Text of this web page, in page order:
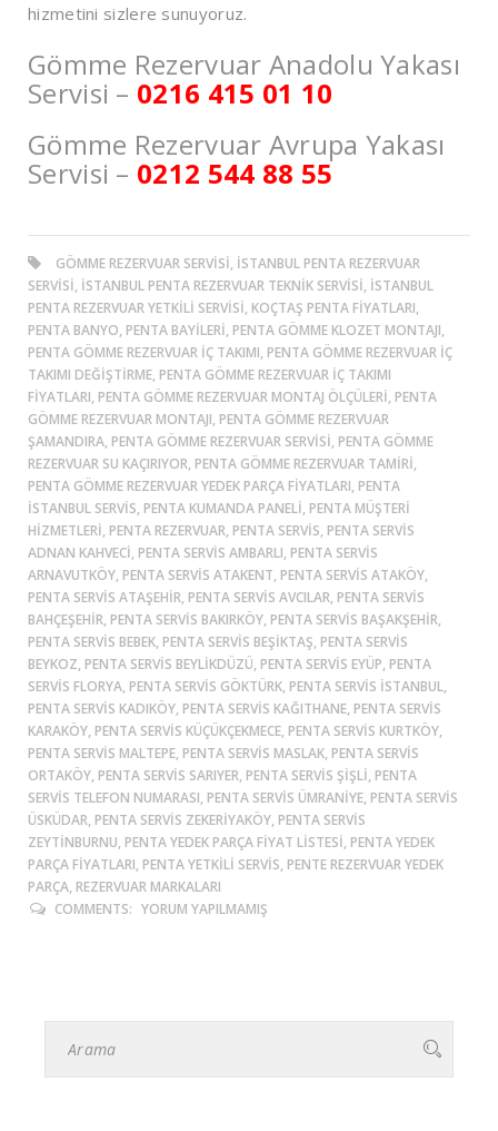
hizmetini sizlere sunuyoruz.
Gömme Rezervuar Anadolu Yakası
Servisi – 0216 415 01 10
Gömme Rezervuar Avrupa Yakası
Servisi – 0212 544 88 55
GÖMME REZERVUAR SERVISI, ISTANBUL PENTA REZERVUAR
SERVISI, ISTANBUL PENTA REZERVUAR TEKNIK SERVISI, ISTANBUL
PENTA REZERVUAR YETKILI SERVISI, KOÇTAŞ PENTA FIYATLARI,
PENTA BANYO, PENTA BAYILERI, PENTA GÖMME KLOZET MONTAJI,
PENTA GÖMME REZERVUAR İÇ TAKIMI, PENTA GÖMME REZERVUAR İÇ
TAKIMI DEĞIŞTIRME, PENTA GÖMME REZERVUAR İÇ TAKIMI
FIYATLARI, PENTA GÖMME REZERVUAR MONTAJ ÖLÇÜLERI, PENTA
GÖMME REZERVUAR MONTAJI, PENTA GÖMME REZERVUAR
ŞAMANDIRA, PENTA GÖMME REZERVUAR SERVISI, PENTA GÖMME
REZERVUAR SU KAÇIRIYOR, PENTA GÖMME REZERVUAR TAMIRI,
PENTA GÖMME REZERVUAR YEDEK PARÇA FIYATLARI, PENTA
ISTANBUL SERVIS, PENTA KUMANDA PANELI, PENTA MÜŞTERI
HIZMETLERI, PENTA REZERVUAR, PENTA SERVIS, PENTA SERVIS
ADNAN KAHVECI, PENTA SERVIS AMBARLI, PENTA SERVIS
ARNAVUTKÖY, PENTA SERVIS ATAKENT, PENTA SERVIS ATAKÖY,
PENTA SERVIS ATAŞEHIR, PENTA SERVIS AVCILAR, PENTA SERVIS
BAHÇEŞEHIR, PENTA SERVIS BAKIRKÖY, PENTA SERVIS BAŞAKŞEHIR,
PENTA SERVIS BEBEK, PENTA SERVIS BEŞIKTAŞ, PENTA SERVIS
BEYKOZ, PENTA SERVIS BEYLIKDÜZÜ, PENTA SERVIS EYÜP, PENTA
SERVIS FLORYA, PENTA SERVIS GÖKTÜRK, PENTA SERVIS ISTANBUL,
PENTA SERVIS KADIKÖY, PENTA SERVIS KAĞITHANE, PENTA SERVIS
KARAKÖY, PENTA SERVIS KÜÇÜKÇEKMECE, PENTA SERVIS KURTKÖY,
PENTA SERVIS MALTEPE, PENTA SERVIS MASLAK, PENTA SERVIS
ORTAKÖY, PENTA SERVIS SARIYER, PENTA SERVIS ŞIŞLI, PENTA
SERVIS TELEFON NUMARASI, PENTA SERVIS ÜMRANIYE, PENTA SERVIS
ÜSKÜDAR, PENTA SERVIS ZEKERIYAKÖY, PENTA SERVIS
ZEYTINBURNU, PENTA YEDEK PARÇA FIYAT LISTESI, PENTA YEDEK
PARÇA FIYATLARI, PENTA YETKILI SERVIS, PENTE REZERVUAR YEDEK
PARÇA, REZERVUAR MARKALARI
COMMENTS: YORUM YAPILMAMIŞ